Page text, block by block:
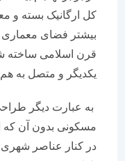
کل ارگانیک بسته و
بیشتر فضای معماری و
قرن اسلامی ساخته شده‌ در
یکدیگر و متصل به هم
به عبارت دیگر طراحی
مسکونی بدون آن که از
در کنار عناصر شهری